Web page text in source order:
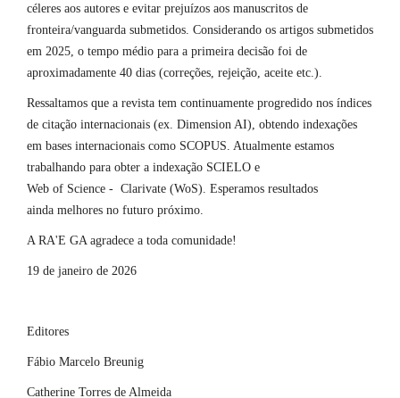
céleres aos autores e evitar prejuízos aos manuscritos de
fronteira/vanguarda submetidos. Considerando os artigos submetidos
em 2025, o tempo médio para a primeira decisão foi de
aproximadamente 40 dias (correções, rejeição, aceite etc.).
Ressaltamos que a revista tem continuamente progredido nos índices
de citação internacionais (ex. Dimension AI), obtendo indexações
em bases internacionais como SCOPUS. Atualmente estamos
trabalhando para obter a indexação SCIELO e
Web of Science - Clarivate (WoS). Esperamos resultados
ainda melhores no futuro próximo.
A RA'E GA agradece a toda comunidade!
19 de janeiro de 2026
Editores
Fábio Marcelo Breunig
Catherine Torres de Almeida